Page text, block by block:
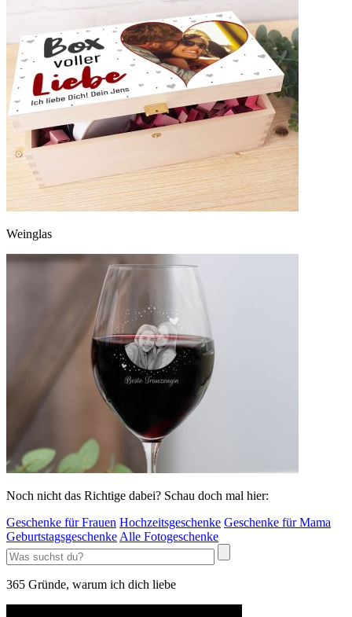
Weinglas
Noch nicht das Richtige dabei? Schau doch mal hier:
Geschenke für Frauen Hochzeitsgeschenke Geschenke für Mama
Geburtstagsgeschenke Alle Fotogeschenke
365 Gründe, warum ich dich liebe